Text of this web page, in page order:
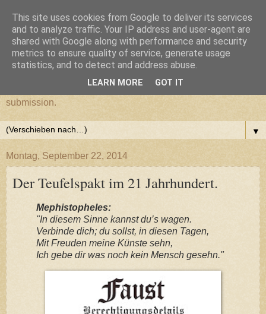
cultural submission
Ein Grazer Samurai befreit sich von seiner kulturellen
submission.
▼
Montag, September 22, 2014
Der Teufelspakt im 21 Jahrhundert.
Mephistopheles:
"In diesem Sinne kannst du’s wagen.
Verbinde dich; du sollst, in diesen Tagen,
Mit Freuden meine Künste sehn,
Ich gebe dir was noch kein Mensch gesehn."
This site uses cookies from Google to deliver its services
and to analyze traffic. Your IP address and user-agent are
shared with Google along with performance and security
metrics to ensure quality of service, generate usage
statistics, and to detect and address abuse.
LEARN MORE GOT IT